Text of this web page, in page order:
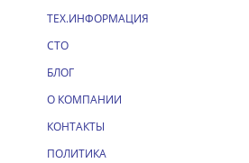
ТЕХ.ИНФОРМАЦИЯ
СТО
БЛОГ
О КОМПАНИИ
КОНТАКТЫ
ПОЛИТИКА